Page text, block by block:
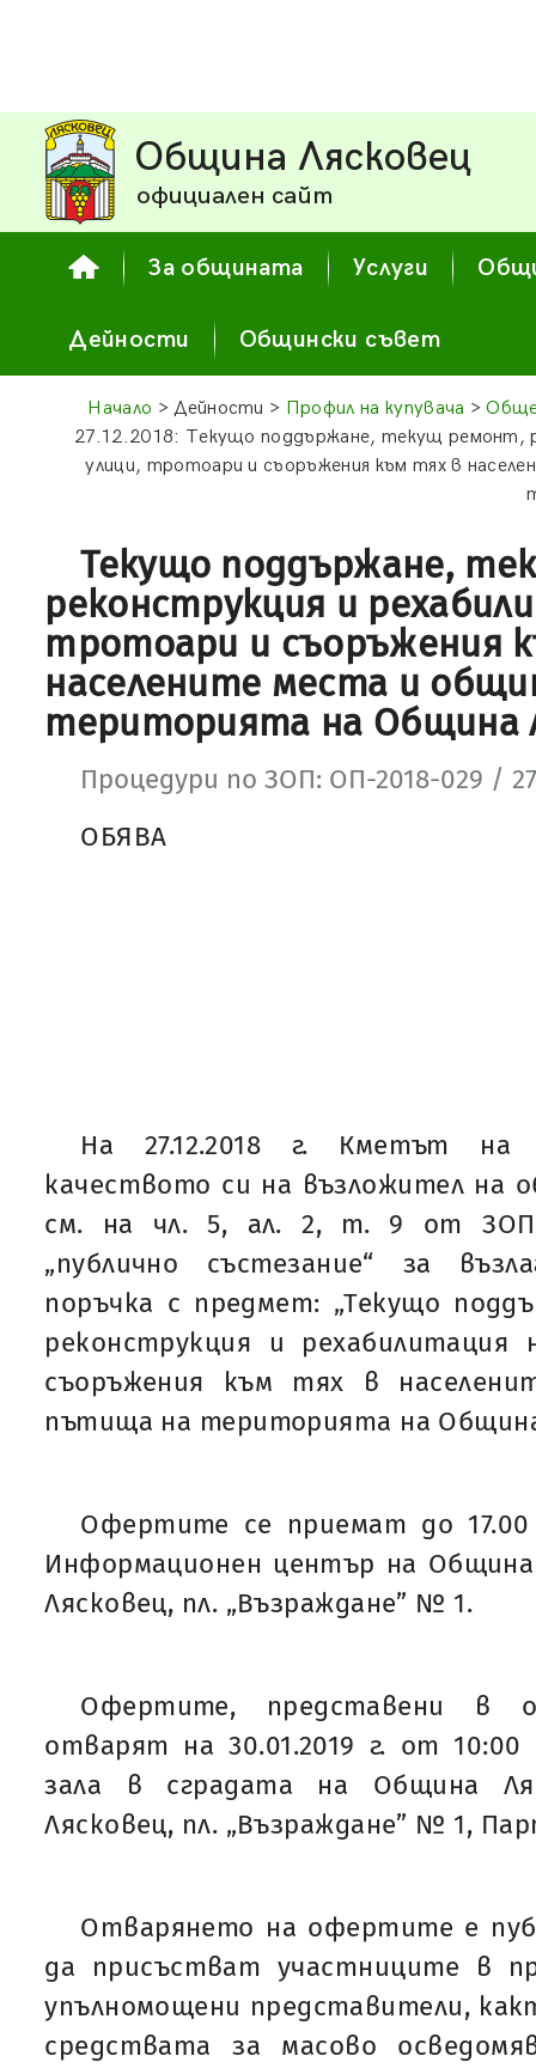
Община Лясковец
официален сайт
За общината Услуги
Дейности Общински съвет
Начало > Дейности > Профил на купувача >
27.12.2018: Текущо поддържане, текущ ремонт,
улици, тротоари и съоръжения към тях в
Текущо поддържане,
реконструкция и
тротоари и съоръжения
населените места и
територията на Община
Процедури по ЗОП: ОП-2018-029 /
ОБЯВА
На 27.12.2018 г. Кметът
качеството си на възложител на
см. на чл. 5, ал. 2, т. 9 от ЗОП,
„публично състезание“ за
поръчка с предмет: „Текущо
реконструкция и
съоръжения към тях в
пътища на територията на
Офертите се приемат до 17.00
Информационен център на Община
Лясковец, пл. „Възраждане” № 1.
Офертите, представени в
отварят на 30.01.2019 г. от 10:00
зала в сградата на Община
Лясковец, пл. „Възраждане” № 1,
Отварянето на офертите е
да присъстват участниците в
упълномощени представители,
средствата за масово